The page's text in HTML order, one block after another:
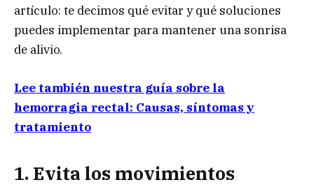
artículo: te decimos qué evitar y qué soluciones
puedes implementar para mantener una sonrisa
de alivio.
Lee también nuestra guía sobre la
hemorragia rectal: Causas, síntomas y
tratamiento
1. Evita los movimientos